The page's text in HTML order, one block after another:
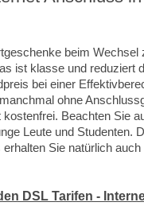
beim Wechsel
ist klasse und reduziert
bei einer
ohne
Beachten Sie
Leute und Studenten.
Sie natürlich auch
DSL Tarifen -